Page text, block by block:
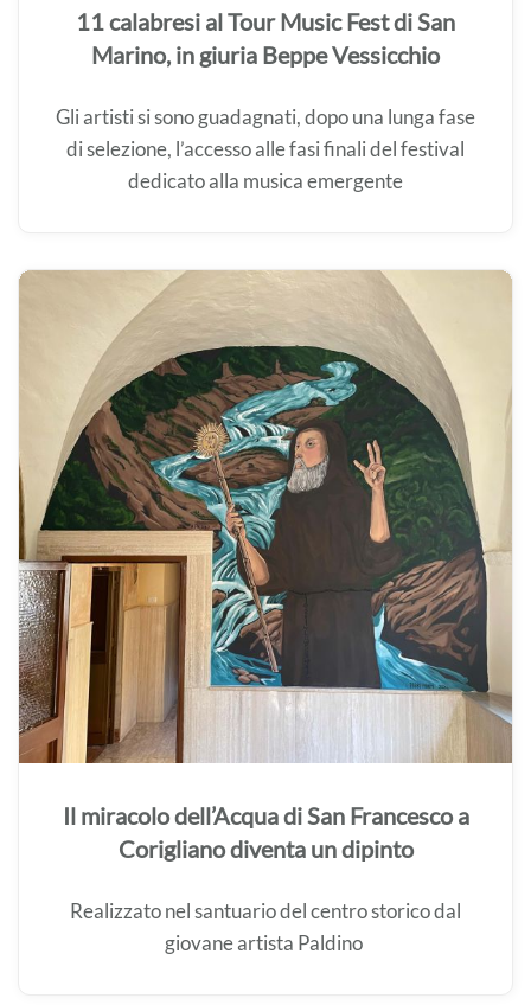
11 calabresi al Tour Music Fest di San
Marino, in giuria Beppe Vessicchio
Gli artisti si sono guadagnati, dopo una lunga fase
di selezione, l’accesso alle fasi finali del festival
dedicato alla musica emergente
Il miracolo dell’Acqua di San Francesco a
Corigliano diventa un dipinto
Realizzato nel santuario del centro storico dal
giovane artista Paldino